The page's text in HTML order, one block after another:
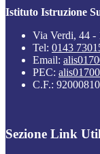
Istituto Istruzione
Via Verdi, 44 -
Tel: 0143
Email:
PEC:
C.F.:
Sezione Link